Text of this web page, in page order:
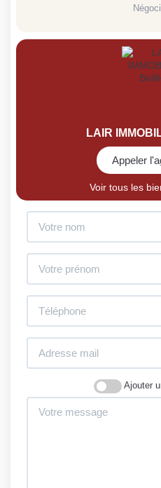
LAIR
Appeler
Voir tous les
Ajouter